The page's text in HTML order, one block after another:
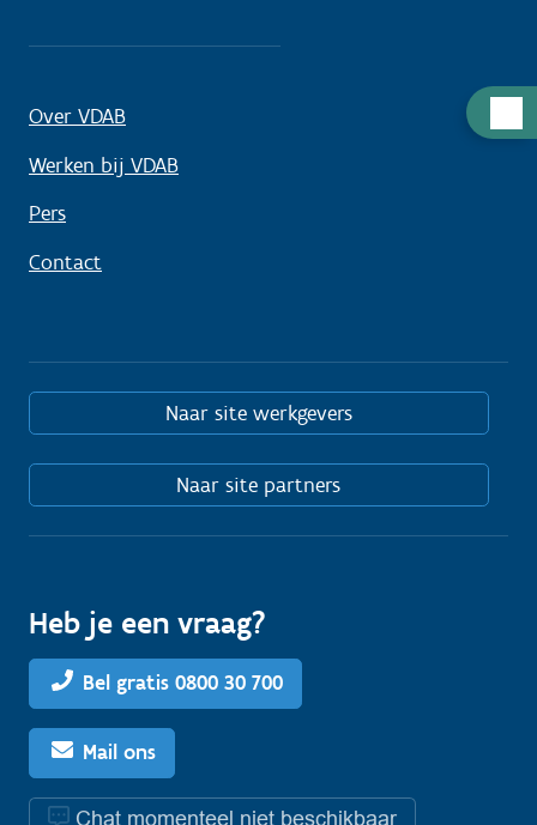
Over VDAB
Werken bij VDAB
Pers
Contact
Naar site werkgevers
Naar site partners
Heb je een vraag?
Bel gratis 0800 30 700
Mail ons
Chat momenteel niet beschikbaar